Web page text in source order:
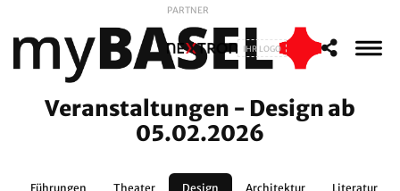
PARTNER
IHR LOGO
Veranstaltungen - Design ab
05.02.2026
Führungen Theater Design Architektur Literatur